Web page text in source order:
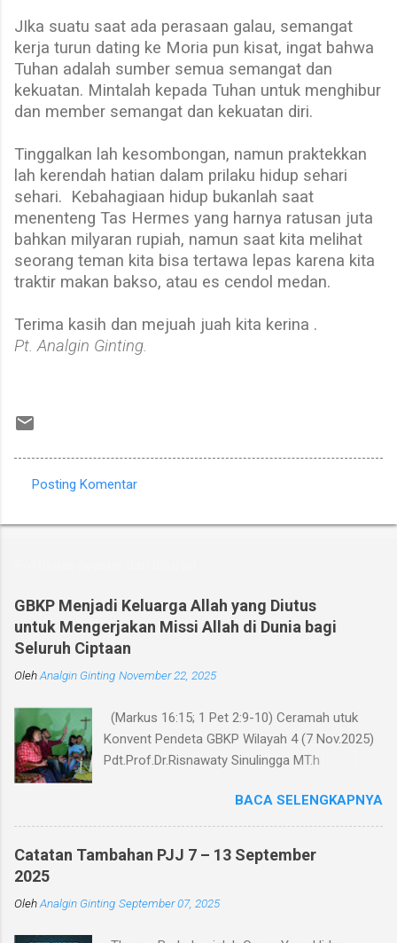
JIka suatu saat ada perasaan galau, semangat
kerja turun dating ke Moria pun kisat, ingat bahwa
Tuhan adalah sumber semua semangat dan
kekuatan. Mintalah kepada Tuhan untuk menghibur
dan member semangat dan kekuatan diri.
Tinggalkan lah kesombongan, namun praktekkan
lah kerendah hatian dalam prilaku hidup sehari
sehari. Kebahagiaan hidup bukanlah saat
menenteng Tas Hermes yang harnya ratusan juta
bahkan milyaran rupiah, namun saat kita melihat
seorang teman kita bisa tertawa lepas karena kita
traktir makan bakso, atau es cendol medan.
Terima kasih dan mejuah juah kita kerina .
Pt. Analgin Ginting.
o
n
t
a
r
Posting Komentar
GBKP Menjadi Keluarga Allah yang Diutus
untuk Mengerjakan Missi Allah di Dunia bagi
Seluruh Ciptaan
OlehAnalgin Ginting November 22, 2025
(Markus 16:15; 1 Pet 2:9-10) Ceramah utuk
Konvent Pendeta GBKP Wilayah 4 (7 Nov.2025)
Pdt.Prof.Dr.Risnawaty Sinulingga MT.h
kesempatan berharga saat ini dalam
menyampaikan ceramah tentang visi baru
gereja GBKP. Ceramah ini disampaikan menurut
perumusan visi, dianalisa berdasarkan teks
dibandingkan dengan panggilan gereja dalam
BACA SELENGKAPNYA
Catatan Tambahan PJJ 7 – 13 September
2025
OlehAnalgin Ginting September 07, 2025